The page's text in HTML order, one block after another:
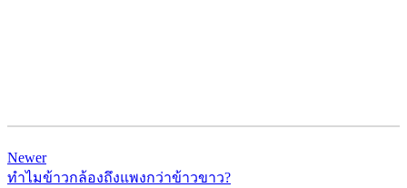
Newer
ทำไมข้าวกล้องถึงแพงกว่าข้าวขาว?